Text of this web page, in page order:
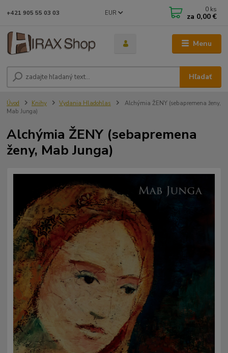
Menu
EUR
Hľadať
+421 905 55 03 03 0 ks
za 0,00 €
Úvod Knihy Vydania Hladohlas
Alchýmia ŽENY (sebapremena ženy,
Mab Junga)
Alchýmia ŽENY (sebapremena
ženy, Mab Junga)